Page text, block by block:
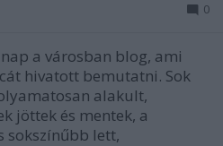
0
a városban blog, ami
hivatott bemutatni. Sok
alakult,
jöttek és mentek, a
sokszínűbb lett,